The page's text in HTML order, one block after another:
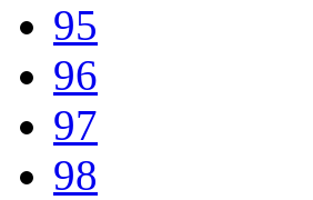
95
96
97
98